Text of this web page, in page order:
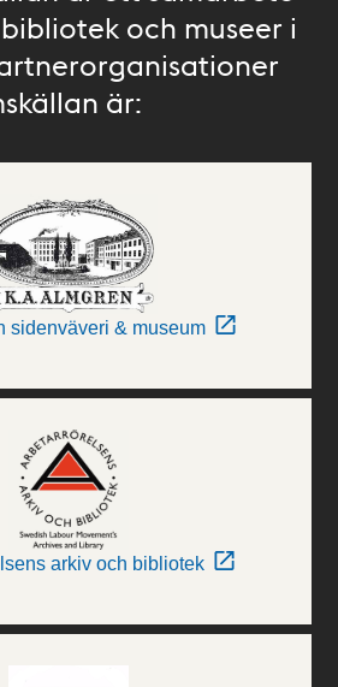
och museer i
är:
sidenväveri & museum
arkiv och bibliotek